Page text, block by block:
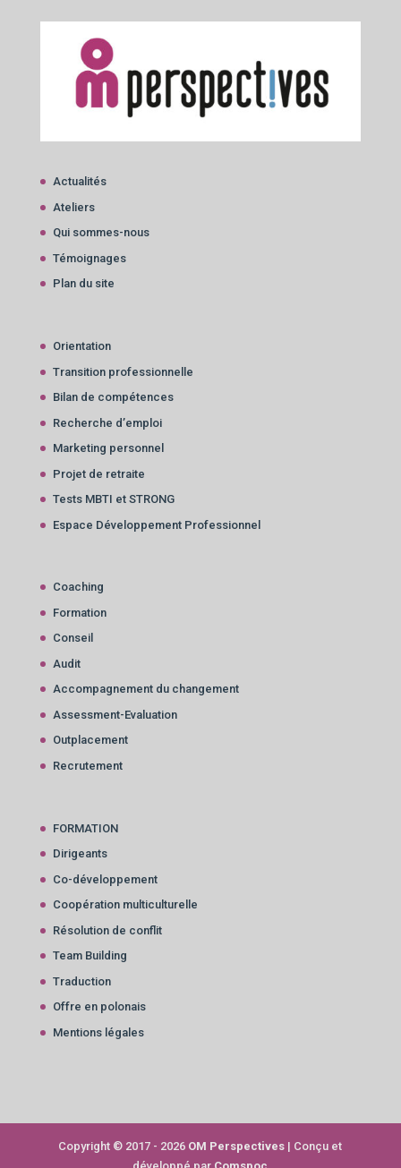
Actualités
Ateliers
Qui sommes-nous
Témoignages
Plan du site
Orientation
Transition professionnelle
Bilan de compétences
Recherche d’emploi
Marketing personnel
Projet de retraite
Tests MBTI et STRONG
Espace Développement Professionnel
Coaching
Formation
Conseil
Audit
Accompagnement du changement
Assessment-Evaluation
Outplacement
Recrutement
FORMATION
Dirigeants
Co-développement
Coopération multiculturelle
Résolution de conflit
Team Building
Traduction
Offre en polonais
Mentions légales
Copyright © 2017 - 2026 OM Perspectives | Conçu et